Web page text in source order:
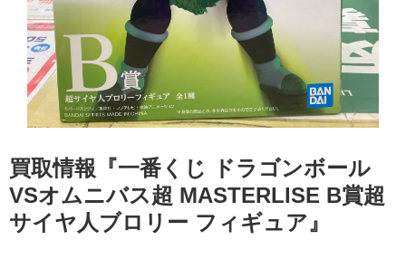
買取情報『一番くじ ​ドラゴンボール ​
VSオムニバス超 ​MASTERLISE ​B賞超
サイヤ人ブロリー ​フィギュア』